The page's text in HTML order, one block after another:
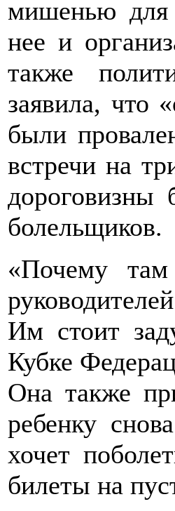
мишенью для
нее и
также
заявила, что
были
встречи на
дороговизны
болельщиков.
«Почему
Им стоит
Кубке
Она также
ребенку
хочет
билеты на